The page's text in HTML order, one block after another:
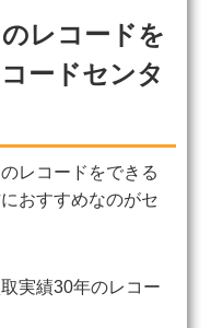
レコードを
ードセンタ
レコードをできる
おすすめなのがセ
実績30年のレコー